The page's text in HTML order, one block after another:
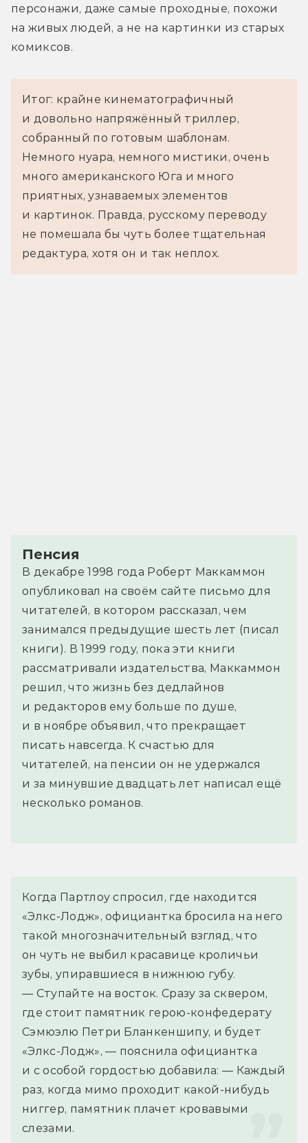
персонажи, даже самые проходные, похожи
на живых людей, а не на картинки из старых
комиксов.
Итог: крайне кинематографичный
и довольно напряжённый триллер,
собранный по готовым шаблонам.
Немного нуара, немного мистики, очень
много американского Юга и много
приятных, узнаваемых элементов
и картинок. Правда, русскому переводу
не помешала бы чуть более тщательная
редактура, хотя он и так неплох.
Пенсия
В декабре 1998 года Роберт Маккаммон
опубликовал на своём сайте письмо для
читателей, в котором рассказал, чем
занимался предыдущие шесть лет (писал
книги). В 1999 году, пока эти книги
рассматривали издательства, Маккаммон
решил, что жизнь без дедлайнов
и редакторов ему больше по душе,
и в ноябре объявил, что прекращает
писать навсегда. К счастью для
читателей, на пенсии он не удержался
и за минувшие двадцать лет написал ещё
несколько романов.
Когда Партлоу спросил, где находится
«Элкс-Лодж», официантка бросила на него
такой многозначительный взгляд, что
он чуть не выбил красавице кроличьи
зубы, упиравшиеся в нижнюю губу.
— Ступайте на восток. Сразу за сквером,
где стоит памятник герою-конфедерату
Сэмюэлю Петри Бланкеншипу, и будет
«Элкс-Лодж», — пояснила официантка
и с особой гордостью добавила: — Каждый
раз, когда мимо проходит какой-нибудь
ниггер, памятник плачет кровавыми
слезами.